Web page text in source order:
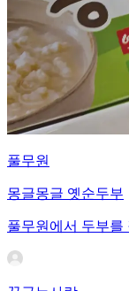
풀무원
몽글몽글 옛순두부
풀무원에서 두부